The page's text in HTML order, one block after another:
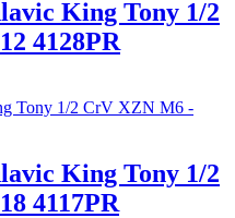
King Tony 1/2
4128PR
King Tony 1/2
4117PR